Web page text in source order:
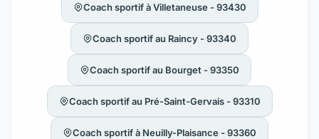
Coach sportif à Villetaneuse - 93430
Coach sportif au Raincy - 93340
Coach sportif au Bourget - 93350
Coach sportif au Pré-Saint-Gervais - 93310
Coach sportif à Neuilly-Plaisance - 93360